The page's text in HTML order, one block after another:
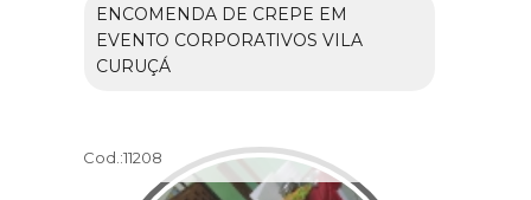
ENCOMENDA DE CREPE EM
EVENTO CORPORATIVOS VILA
CURUÇÁ
Cod.:11208